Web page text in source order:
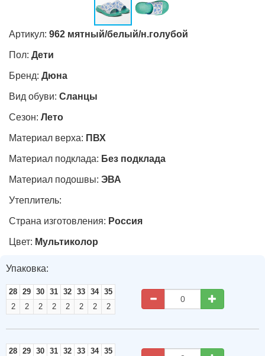
Артикул: 962 мятный/белый/н.голубой
Пол: Дети
Бренд: Дюна
Вид обуви: Сланцы
Сезон: Лето
Материал верха: ПВХ
Материал подклада: Без подклада
Материал подошвы: ЭВА
Утеплитель:
Страна изготовления: Россия
Цвет: Мультиколор
Упаковка:
28
2
29
2
30
2
31
2
32
2
33
2
34
2
35
2
28 29 30 31 32 33 34 35